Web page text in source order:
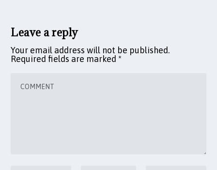
Leave a reply
Your email address will not be published.
Required fields are marked *